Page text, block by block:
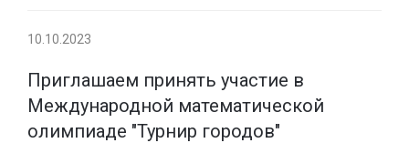
10.10.2023
Приглашаем принять участие в
Международной математической
олимпиаде "Турнир городов"